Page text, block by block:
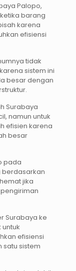
Palopo,
barang
karena
efisiensi
tidak
sistem ini
besar dengan
Surabaya
namun untuk
efisien karena
besar
pada
berdasarkan
jika
Surabaya ke
efisiensi
satu sistem